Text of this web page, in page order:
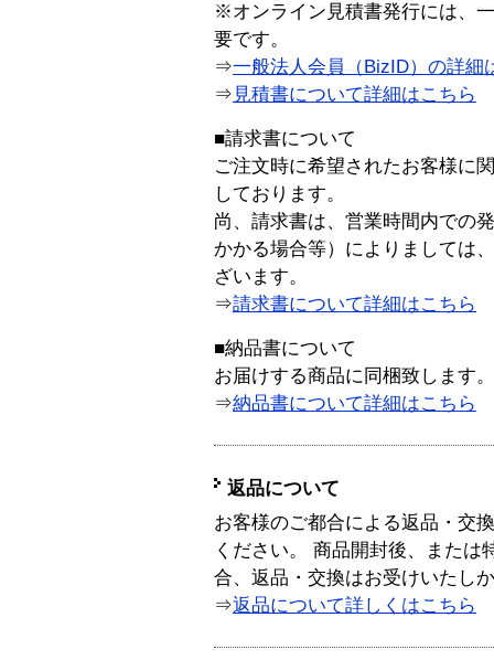
※オンライン見積書発行には、
要です。
⇒一般法人会員（BizID）の詳細
⇒ 見積書について詳細はこちら
■請求書について
ご注文時に希望されたお客様に
しております。
尚、請求書は、営業時間内での
かかる場合等）によりましては
ざいます。
⇒請求書について詳細はこちら
■納品書について
お届けする商品に同梱致します。
⇒納品書について詳細はこちら
返品について
お客様のご都合による返品・交
ください。 商品開封後、または
合、返品・交換はお受けいたし
⇒返品について詳しくはこちら